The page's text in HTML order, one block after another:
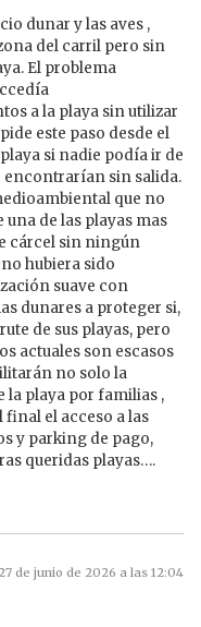
dunar y las aves ,
del carril pero sin
El problema
a la playa sin utilizar
este paso desde el
si nadie podía ir de
encontrarían sin salida.
que no
de las playas mas
cárcel sin ningún
hubiera sido
suave con
dunares a proteger si,
de sus playas, pero
actuales son escasos
no solo la
la playa por familias ,
el acceso a las
y parking de pago,
queridas playas….
27 de junio de 2026 a las 12:04